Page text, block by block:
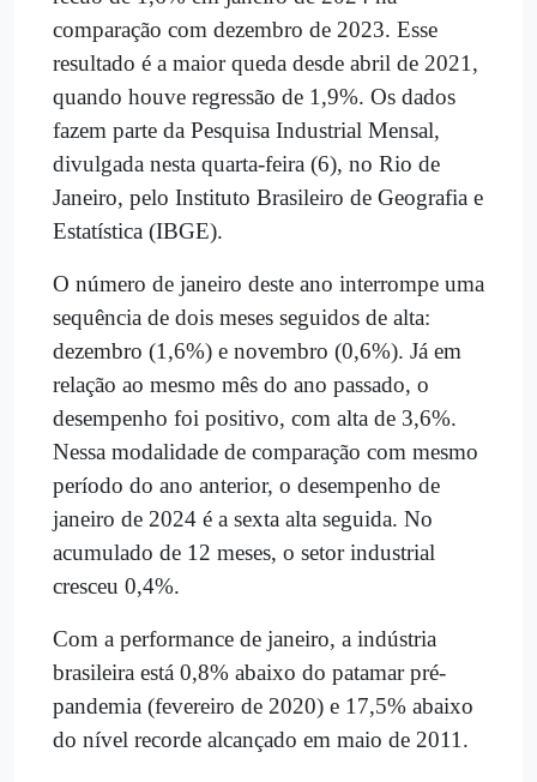
comparação com dezembro de 2023. Esse
resultado é a maior queda desde abril de 2021,
quando houve regressão de 1,9%. Os dados
fazem parte da Pesquisa Industrial Mensal,
divulgada nesta quarta-feira (6), no Rio de
Janeiro, pelo Instituto Brasileiro de Geografia e
Estatística (IBGE).
O número de janeiro deste ano interrompe uma
sequência de dois meses seguidos de alta:
dezembro (1,6%) e novembro (0,6%). Já em
relação ao mesmo mês do ano passado, o
desempenho foi positivo, com alta de 3,6%.
Nessa modalidade de comparação com mesmo
período do ano anterior, o desempenho de
janeiro de 2024 é a sexta alta seguida. No
acumulado de 12 meses, o setor industrial
cresceu 0,4%.
Com a performance de janeiro, a indústria
brasileira está 0,8% abaixo do patamar pré-
pandemia (fevereiro de 2020) e 17,5% abaixo
do nível recorde alcançado em maio de 2011.